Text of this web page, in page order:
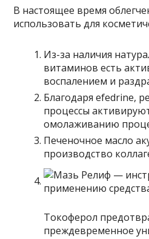
В настоящее время
использовать для
Из-за наличия
витаминов есть
воспалением и
Благодаря efedrine,
процессы
омолаживанию
Печеночное масло
производство
Токоферол
преждевременное